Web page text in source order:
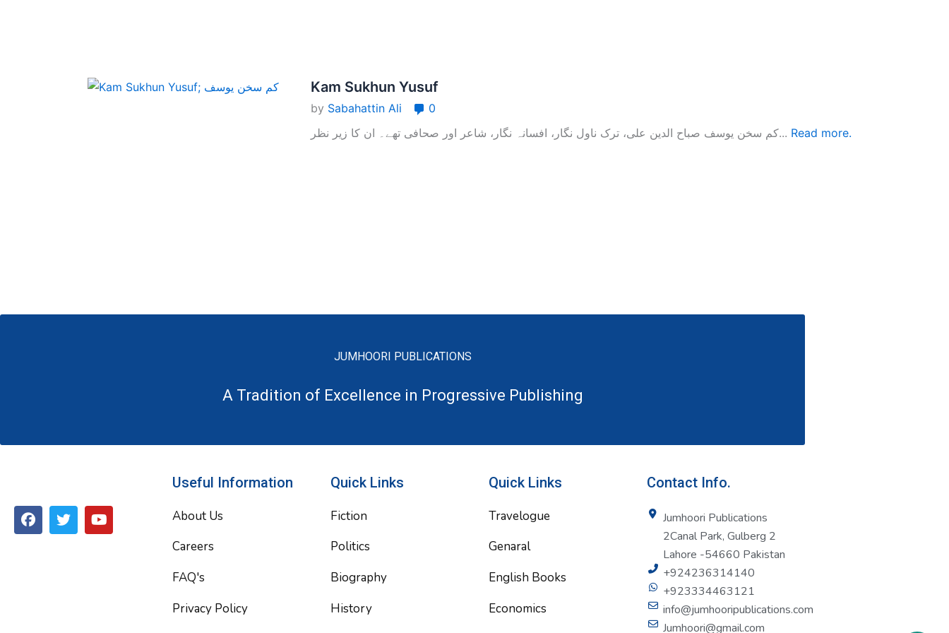
Kam Sukhun Yusuf
by Sabahattin Ali
0
کم سخن یوسف صباح الدین علی، ترک ناول نگار، افسانہ نگار، شاعر اور صحافی تھے۔ ان کا زیر نظر... Read more.
JUMHOORI PUBLICATIONS
A Tradition of Excellence in Progressive Publishing
F
a
T
w
Y
o
Useful Information
About Us
Careers
FAQ's
Privacy Policy
Quick Links
Fiction
Politics
Biography
History
Quick Links
Travelogue
Genaral
English Books
Economics
Contact Info.
Jumhoori Publications
2Canal Park, Gulberg 2
Lahore -54660 Pakistan
+924236314140
+923334463121
info@jumhooripublications.com
Jumhoori@gmail.com